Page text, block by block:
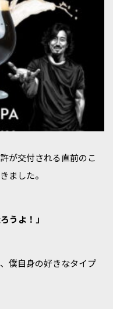
が交付される直前のこ
ました。
うよ！」
僕自身の好きなタイプ